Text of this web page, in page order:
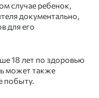
случае ребенок,
документально,
для его
18 лет по здоровью
может также
побыту.